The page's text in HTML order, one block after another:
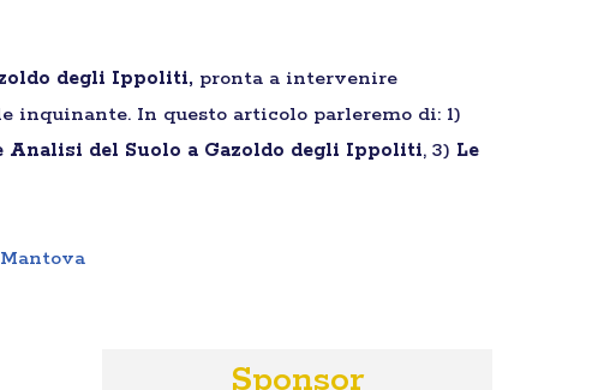
degli Ippoliti, pronta a intervenire
inquinante. In questo articolo parleremo di: 1)
Analisi del Suolo a Gazoldo degli Ippoliti, 3) Le
Sponsor